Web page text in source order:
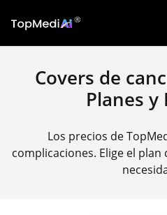
Covers de
Planes y
Los precios de
complicaciones. Elige el